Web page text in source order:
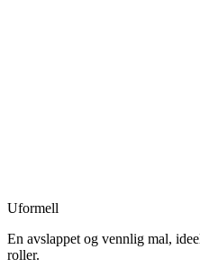
Uformell
En avslappet og vennlig mal,
roller.